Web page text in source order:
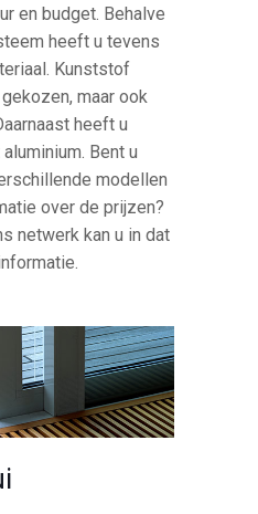
en budget. Behalve
heeft u tevens
Kunststof
maar ook
heeft u
Bent u
modellen
over de prijzen?
netwerk kan u in dat